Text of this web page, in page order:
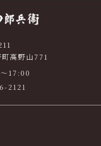
高野山771
17:00
2121